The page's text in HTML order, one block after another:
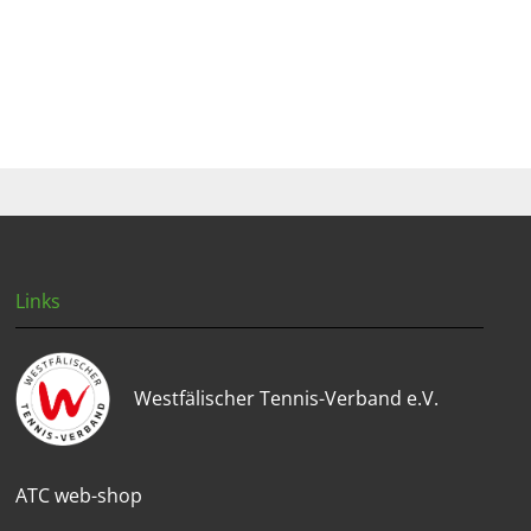
Links
Westfälischer Tennis-Verband e.V.
ATC web-shop